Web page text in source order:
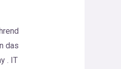
das
. IT